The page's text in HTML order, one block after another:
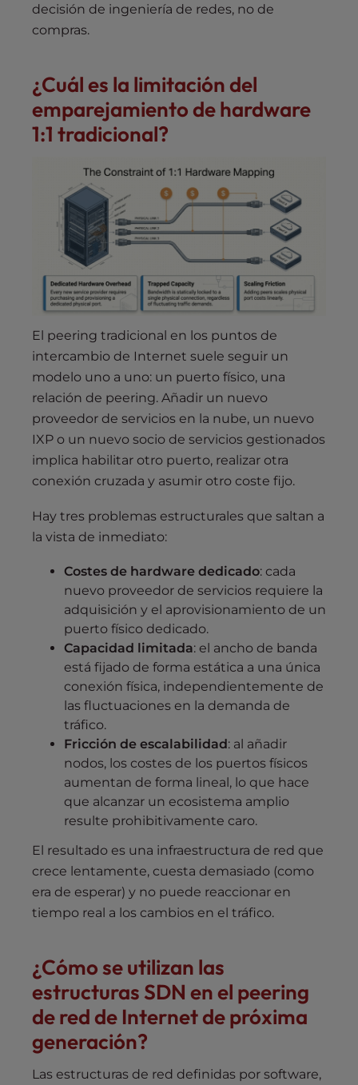
decisión de ingeniería de redes, no de
compras.
¿Cuál es la limitación del
emparejamiento de hardware
1:1 tradicional?
El peering tradicional en los puntos de
intercambio de Internet suele seguir un
modelo uno a uno: un puerto físico, una
relación de peering. Añadir un nuevo
proveedor de servicios en la nube, un nuevo
IXP o un nuevo socio de servicios gestionados
implica habilitar otro puerto, realizar otra
conexión cruzada y asumir otro coste fijo.
Hay tres problemas estructurales que saltan a
la vista de inmediato:
Costes de hardware dedicado: cada
nuevo proveedor de servicios requiere la
adquisición y el aprovisionamiento de un
puerto físico dedicado.
Capacidad limitada: el ancho de banda
está fijado de forma estática a una única
conexión física, independientemente de
las fluctuaciones en la demanda de
tráfico.
Fricción de escalabilidad: al añadir
nodos, los costes de los puertos físicos
aumentan de forma lineal, lo que hace
que alcanzar un ecosistema amplio
resulte prohibitivamente caro.
El resultado es una infraestructura de red que
crece lentamente, cuesta demasiado (como
era de esperar) y no puede reaccionar en
tiempo real a los cambios en el tráfico.
¿Cómo se utilizan las
estructuras SDN en el peering
de red de Internet de próxima
generación?
Las estructuras de red definidas por software,